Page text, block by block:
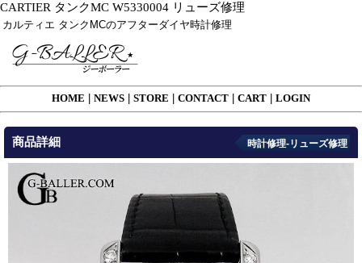
CARTIER タンクMC W5330004 リューズ修理
カルティエ タンクMCのアフターダイヤ時計修理
HOME NEWS STORE CONTACT CART LOGIN
商品詳細 時計修理-リューズ修理